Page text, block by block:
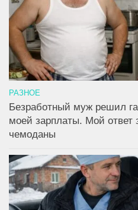
РАЗНОЕ
Безработный муж решил
моей зарплаты. Мой ответ
чемоданы